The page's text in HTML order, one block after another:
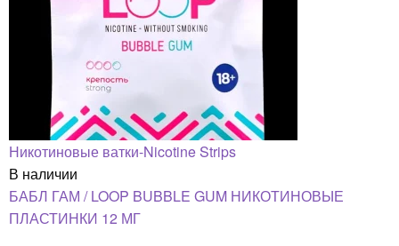
Никотиновые ватки-Nicotine Strips
В наличии
БАБЛ ГАМ / LOOP BUBBLE GUM НИКОТИНОВЫЕ
ПЛАСТИНКИ 12 МГ